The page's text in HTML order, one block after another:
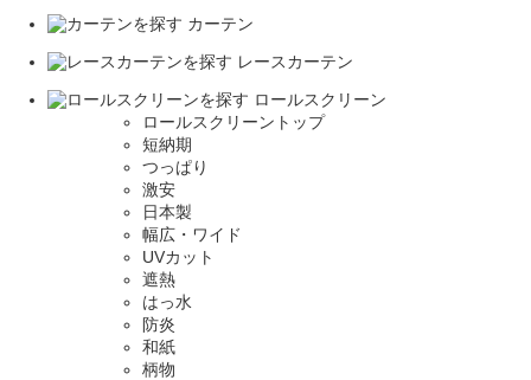
カーテン
レースカーテン
ロールスクリーン
ロールスクリーントップ
短納期
つっぱり
激安
日本製
幅広・ワイド
UVカット
遮熱
はっ水
防炎
和紙
柄物